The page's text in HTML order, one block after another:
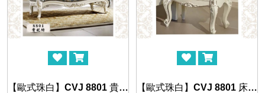
【歐式珠白】CVJ 8801 貴妃椅 【歐式珠白】CVJ 8801 床頭櫃 55cm